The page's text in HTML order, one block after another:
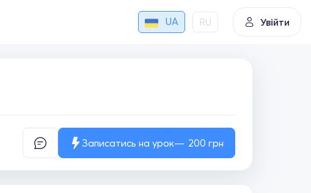
UA RU Увійти
Записатись на урок 200 грн